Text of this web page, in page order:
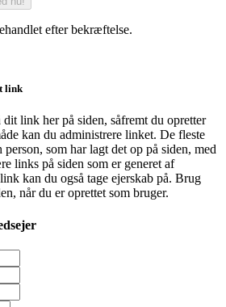
efter bekræftelse.
link
link her på siden, såfremt du opretter
kan du administrere linket. De fleste
som har lagt det op på siden, med
links på siden som er generet af
kan du også tage ejerskab på. Brug
når du er oprettet som bruger.